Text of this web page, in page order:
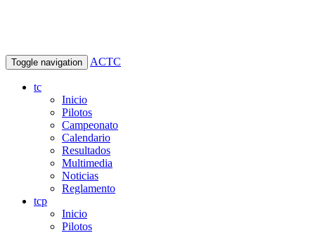
Toggle navigation ACTC
tc
Inicio
Pilotos
Campeonato
Calendario
Resultados
Multimedia
Noticias
Reglamento
tcp
Inicio
Pilotos